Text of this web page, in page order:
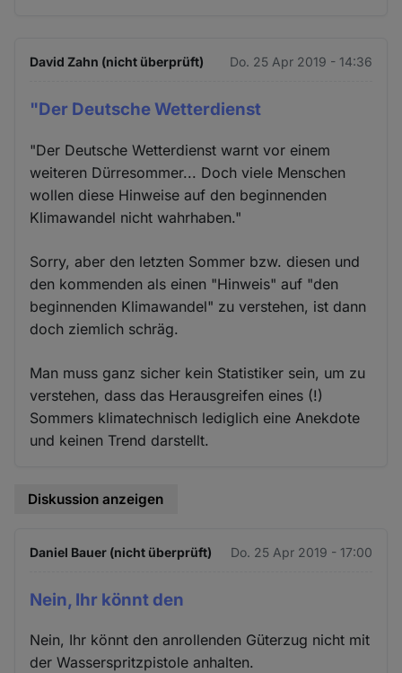
David Zahn (nicht überprüft) Do. 25 Apr 2019 - 14:36
"Der Deutsche Wetterdienst
"Der Deutsche Wetterdienst warnt vor einem
weiteren Dürresommer... Doch viele Menschen
wollen diese Hinweise auf den beginnenden
Klimawandel nicht wahrhaben."
Sorry, aber den letzten Sommer bzw. diesen und
den kommenden als einen "Hinweis" auf "den
beginnenden Klimawandel" zu verstehen, ist dann
doch ziemlich schräg.
Man muss ganz sicher kein Statistiker sein, um zu
verstehen, dass das Herausgreifen eines (!)
Sommers klimatechnisch lediglich eine Anekdote
und keinen Trend darstellt.
Diskussion anzeigen
Daniel Bauer (nicht überprüft) Do. 25 Apr 2019 - 17:00
Nein, Ihr könnt den
Nein, Ihr könnt den anrollenden Güterzug nicht mit
der Wasserspritzpistole anhalten.